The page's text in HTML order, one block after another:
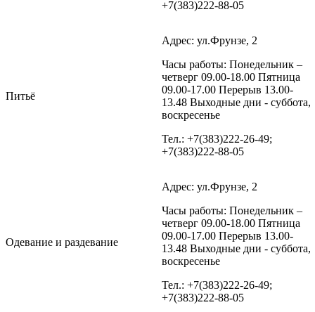
+7(383)222-88-05
Питьё
Адрес: ул.Фрунзе, 2
Часы работы: Понедельник –
четверг 09.00-18.00 Пятница
09.00-17.00 Перерыв 13.00-
13.48 Выходные дни - суббота,
воскресенье
Тел.: +7(383)222-26-49;
+7(383)222-88-05
Одевание и раздевание
Адрес: ул.Фрунзе, 2
Часы работы: Понедельник –
четверг 09.00-18.00 Пятница
09.00-17.00 Перерыв 13.00-
13.48 Выходные дни - суббота,
воскресенье
Тел.: +7(383)222-26-49;
+7(383)222-88-05